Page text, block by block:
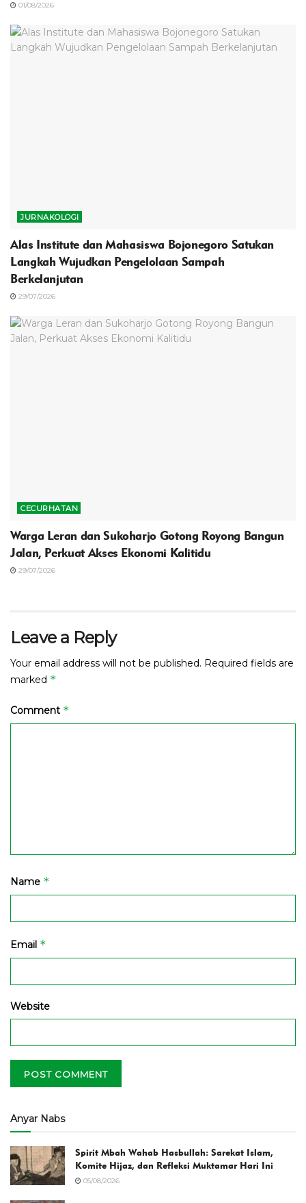
01/08/2026
JURNAKOLOGI
Alas Institute dan Mahasiswa Bojonegoro Satukan
Langkah Wujudkan Pengelolaan Sampah
Berkelanjutan
29/07/2026
CECURHATAN
Warga Leran dan Sukoharjo Gotong Royong Bangun
Jalan, Perkuat Akses Ekonomi Kalitidu
29/07/2026
Leave a Reply
Your email address will not be published. Required fields are
marked *
Comment *
Name *
Email *
Website
Anyar Nabs
Spirit Mbah Wahab Hasbullah: Sarekat Islam,
Komite Hijaz, dan Refleksi Muktamar Hari Ini
05/08/2026